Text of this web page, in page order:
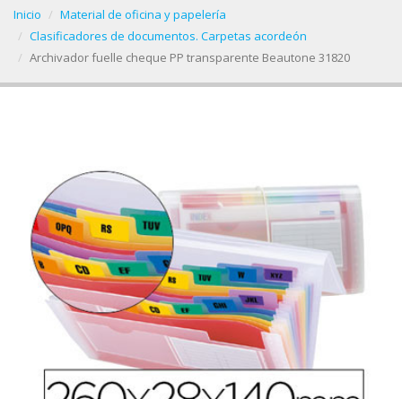
Inicio
Material de oficina y papelería
Clasificadores de documentos. Carpetas acordeón
Archivador fuelle cheque PP transparente Beautone 31820